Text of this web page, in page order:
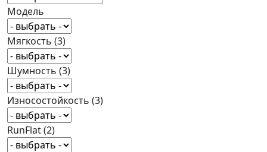
Модель
Мягкость (3)
Шумность (3)
Износостойкость (3)
RunFlat(2)